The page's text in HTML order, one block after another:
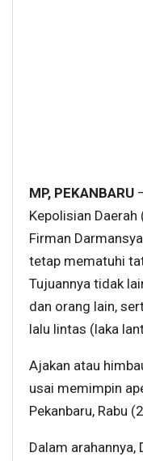
MP, PEKANBARU
Kepolisian Daerah
Firman
tetap mematuhi
Tujuannya tidak
dan orang lain,
lalu lintas (laka
Ajakan atau
usai memimpin
Pekanbaru, Rabu
Dalam